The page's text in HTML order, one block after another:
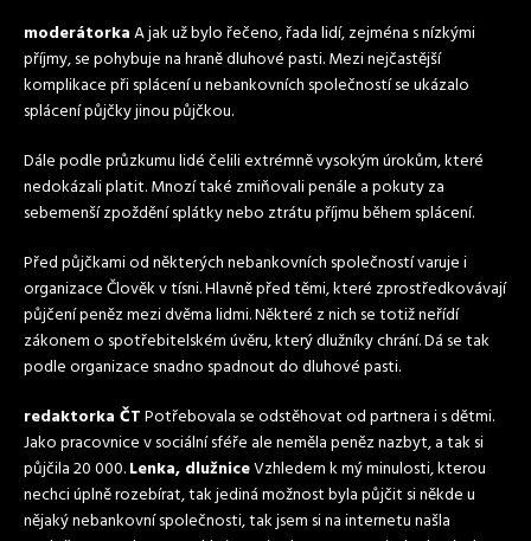
moderátorkaA jak už bylo řečeno, řada lidí, zejména s nízkými
příjmy, se pohybuje na hraně dluhové pasti. Mezi nejčastější
komplikace při splácení u nebankovních společností se ukázalo
splácení půjčky jinou půjčkou.
Dále podle průzkumu lidé čelili extrémně vysokým úrokům, které
nedokázali platit. Mnozí také zmiňovali penále a pokuty za
sebemenší zpoždění splátky nebo ztrátu příjmu během splácení.
Před půjčkami od některých nebankovních společností varuje i
organizace Člověk v tísni. Hlavně před těmi, které zprostředkovávají
půjčení peněz mezi dvěma lidmi. Některé z nich se totiž neřídí
zákonem o spotřebitelském úvěru, který dlužníky chrání. Dá se tak
podle organizace snadno spadnout do dluhové pasti.
redaktorka ČTPotřebovala se odstěhovat od partnera i s dětmi.
Jako pracovnice v sociální sféře ale neměla peněz nazbyt, a tak si
půjčila 20 000.Lenka, dlužniceVzhledem k mý minulosti, kterou
nechci úplně rozebírat, tak jediná možnost byla půjčit si někde u
nějaký nebankovní společnosti, tak jsem si na internetu našla